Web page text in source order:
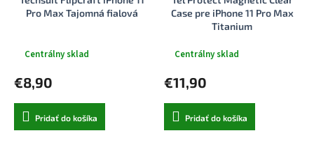
Pro Max Tajomná fialová
Centrálny sklad
€8,90
Pridať do košíka
Case pre iPhone 11 Pro Max
Titanium
Centrálny sklad
€11,90
Pridať do košíka